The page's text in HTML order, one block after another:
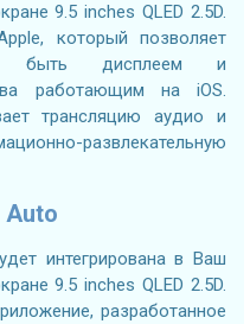
9.5 inches QLED 2.5D.
который позволяет
быть дисплеем и
работающим на iOS.
трансляцию аудио и
развлекательную
интегрирована в Ваш
9.5 inches QLED 2.5D.
разработанное